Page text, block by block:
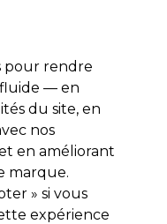
connecter
et Matériel
pour rendre
— en
du site, en
nos
en améliorant
marque.
» si vous
expérience